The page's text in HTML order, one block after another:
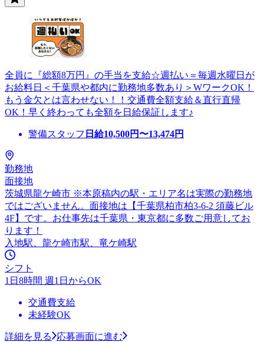
全員に『総額8万円』の手当を支給☆週払い＝毎週水曜日が
お給料日＜千葉県や都内に勤務地多数あり＞WワークOK！
もう金欠とは言わせない！！交通費全額支給＆直行直帰
OK！早く終わっても全額を日給保証します♪
警備スタッフ 日給10,500円〜13,474円
勤務地
面接地
茨城県龍ケ崎市 ※本原稿内の駅・エリア名は実際の勤務地
ではございません。面接地は【千葉県柏市柏3-6-2 須藤ビル
4F】です。お仕事先は千葉県・東京都に多数ご用意してお
ります！
入地駅、龍ケ崎市駅、竜ケ崎駅
シフト
1日8時間 週1日からOK
交通費支給
未経験OK
詳細を見る
応募画面に進む